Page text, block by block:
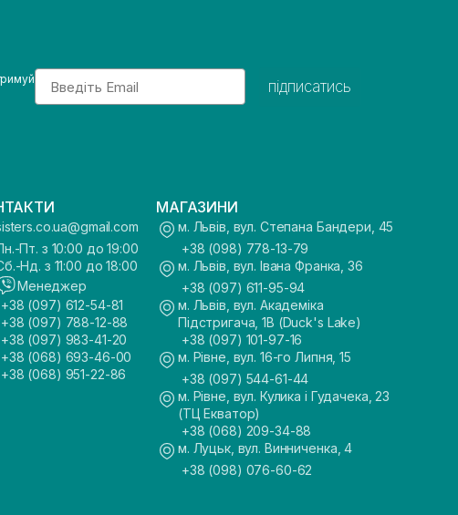
Email
підписатись
Пт. з 10:00 до 19:00
Нд. з 11:00 до 18:00
Менеджер
+38 (097) 612-54-81
+38 (097) 788-12-88
+38 (097) 983-41-20
+38 (068) 693-46-00
+38 (068) 951-22-86
МАГАЗИНИ
м. Львів, вул. Степана Бандери, 45
+38 (098) 778-13-79
м. Львів, вул. Івана Франка, 36
+38 (097) 611-95-94
м. Львів, вул. Академіка
Підстригача, 1В (Duck's Lake)
+38 (097) 101-97-16
м. Рівне, вул. 16-го Липня, 15
+38 (097) 544-61-44
м. Рівне, вул. Кулика і Гудачека, 23
(ТЦ Екватор)
+38 (068) 209-34-88
м. Луцьк, вул. Винниченка, 4
+38 (098) 076-60-62